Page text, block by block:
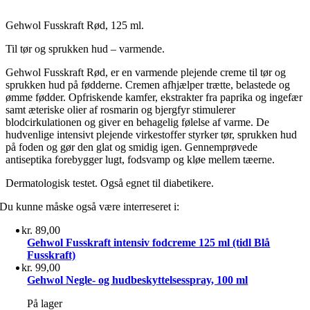
Gehwol Fusskraft Rød, 125 ml.
Til tør og sprukken hud – varmende.
Gehwol Fusskraft Rød, er en varmende plejende creme til tør og
sprukken hud på fødderne. Cremen afhjælper trætte, belastede og
ømme fødder. Opfriskende kamfer, ekstrakter fra paprika og ingefær
samt æteriske olier af rosmarin og bjergfyr stimulerer
blodcirkulationen og giver en behagelig følelse af varme. De
hudvenlige intensivt plejende virkestoffer styrker tør, sprukken hud
på foden og gør den glat og smidig igen. Gennemprøvede
antiseptika forebygger lugt, fodsvamp og kløe mellem tæerne.
Dermatologisk testet. Også egnet til diabetikere.
Du kunne måske også være interreseret i:
kr. 89,00
Gehwol Fusskraft intensiv fodcreme 125 ml (tidl Blå
Fusskraft)
kr. 99,00
Gehwol Negle- og hudbeskyttelsesspray, 100 ml
På lager